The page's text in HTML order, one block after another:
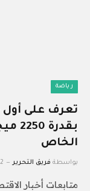
رياضة
تعرف على أول
الخاص
بواسطة فريق التحرير 22
متابعات أخبار